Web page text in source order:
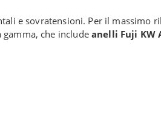
e sovratensioni. Per il massimo
che includeanelli Fuji KW